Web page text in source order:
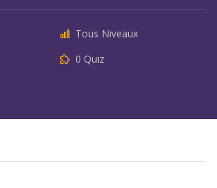
Tous Niveaux
0 Quiz